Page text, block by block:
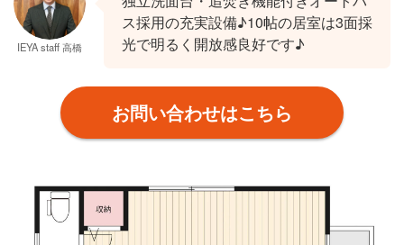
IEYA staff 高橋
ス採用の充実設備♪10帖の居室は3面採
光で明るく開放感良好です♪
お問い合わせはこちら